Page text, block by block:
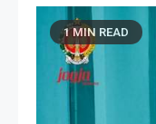
1 MIN READ